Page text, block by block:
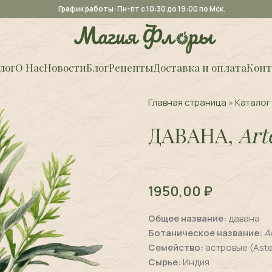
График работы: Пн-пт с 10:30 до 19:00 по Мск.
О НасНовостиБлогРецептыДоставка и оплата
Главная страница »Каталог
ДАВАНА,
1950,00 ₽
Общее название:давана
Ботаническое название:
Семейство: астровые
Сырье: Индия